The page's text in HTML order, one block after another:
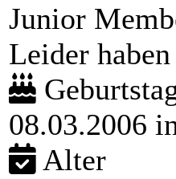
Junior
Leider
08.03.2006
Alter